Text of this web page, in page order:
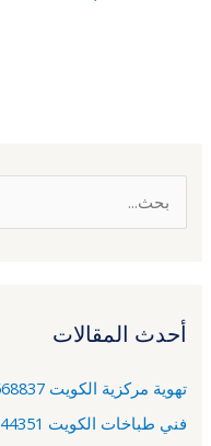
ث
ن
:
أحدث المقالات
تهوية مركزية الكويت 66568837 – الري – شركة تهوية مركزية
فني طباخات الكويت 66244351 – الدوحة – فني تصليح طباخات